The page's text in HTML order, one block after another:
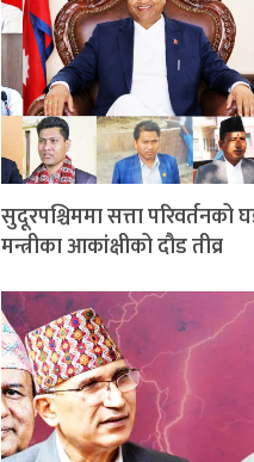
सुदूरपश्चिममा सत्ता परिवर्तनको
मन्त्रीका आकांक्षीको दौड तीव्र